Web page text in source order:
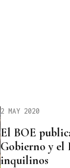
2 MAY 2020
El BOE
Gobierno y el
inquilinos